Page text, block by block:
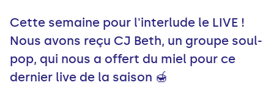
Cette semaine pour l'interlude le LIVE !
Nous avons reçu CJ Beth, un groupe soul-
pop, qui nous a offert du miel pour ce
dernier live de la saison 🍯